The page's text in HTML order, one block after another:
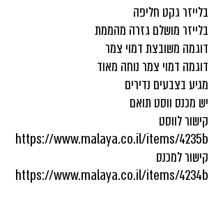
בלייזר גקט חליפה
בלייזר מושלם גזרה מהממת
דוגמה משובצת דמוי צמר
דוגמה דמוי צמר נוחה מאוד
מגיע בצבעים נדירים
יש מכנס ווסט תואם
קישור לווסט
https://www.malaya.co.il/items/4235b
קישור למכנס
https://www.malaya.co.il/items/4234b